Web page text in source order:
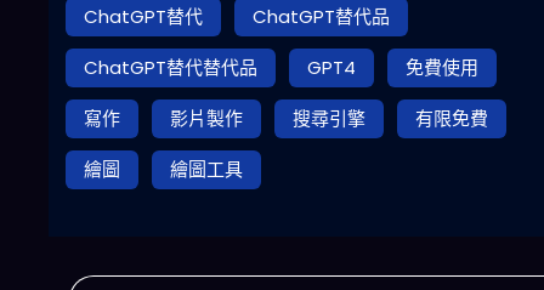
ChatGPT替代
ChatGPT替代品
ChatGPT替代替代品
GPT4
免費使用
寫作
影片製作 搜尋引擎
有限免費
繪圖
繪圖工具